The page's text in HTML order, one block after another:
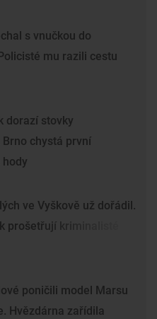
s vnučkou do
mu razili cestu
dorazí stovky
chystá první
ve Vyškově už dořádil.
prošetřují kriminalisté
poničili model Marsu
Hvězdárna zařídila